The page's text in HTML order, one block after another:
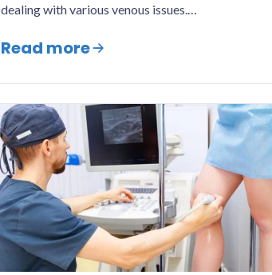
dealing with various venous issues.…
Read more